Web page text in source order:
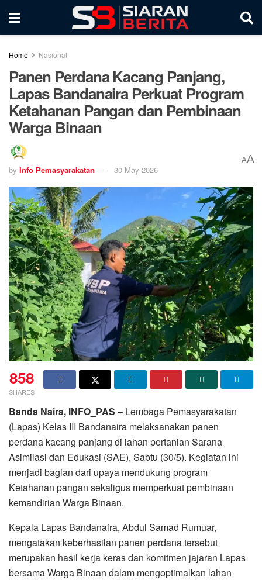
Home Nasional
Panen Perdana Kacang Panjang,
Lapas Bandanaira Perkuat Program
Ketahanan Pangan dan Pembinaan
Warga Binaan
by Info Pemasyarakatan 30 May 2026
AA
858
SHARES
Banda Naira, INFO_PAS – Lembaga Pemasyarakatan
(Lapas) Kelas III Bandanaira melaksanakan panen
perdana kacang panjang di lahan pertanian Sarana
Asimilasi dan Edukasi (SAE), Sabtu (30/5). Kegiatan ini
menjadi bagian dari upaya mendukung program
Ketahanan pangan sekaligus memperkuat pembinaan
kemandirian Warga Binaan.
‎Kepala Lapas Bandanaira, Abdul Samad Rumuar,
mengatakan keberhasilan panen perdana tersebut
merupakan hasil kerja keras dan komitmen jajaran Lapas
bersama Warga Binaan dalam mengoptimalkan lahan